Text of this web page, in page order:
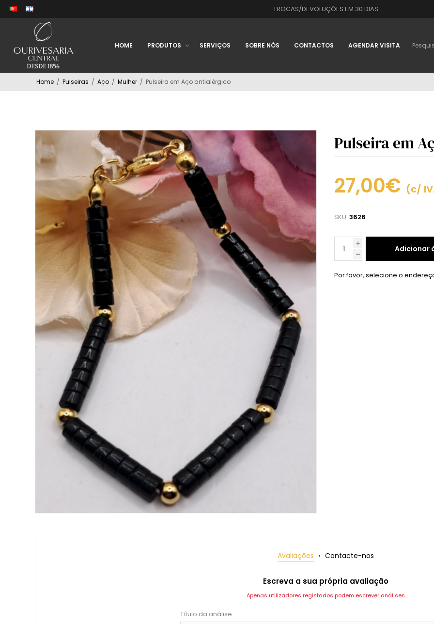
TROCAS/DEVOLUÇÕES EM 30 DIAS
HOME PRODUTOS SERVIÇOS SOBRE NÓS CONTACTOS AGENDAR VISITA
Home / Pulseiras / Aço / Mulher / Pulseira em Aço antialérgico
Pulseira em
27,00€ (c/
SKU: 3626
Adicionar
Por favor, selecione o
Avaliações Contacte-nos
Escreva a sua própria avaliação
Apenas utilizadores registados podem escrever análises
Título da análise: